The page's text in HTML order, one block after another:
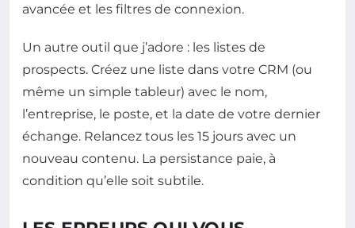
avancée et les filtres de connexion.
Un autre outil que j’adore : les listes de
prospects. Créez une liste dans votre CRM (ou
même un simple tableur) avec le nom,
l’entreprise, le poste, et la date de votre dernier
échange. Relancez tous les 15 jours avec un
nouveau contenu. La persistance paie, à
condition qu’elle soit subtile.